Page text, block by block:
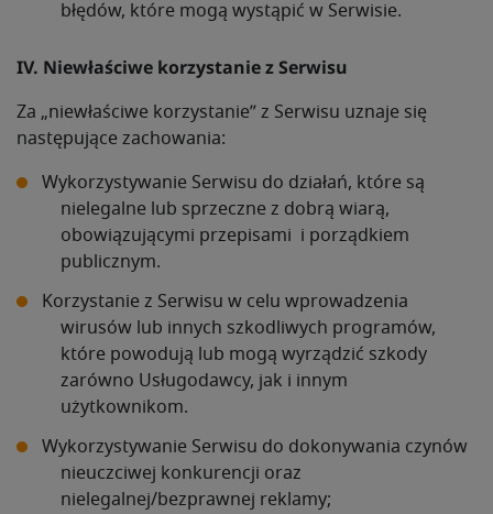
błędów, które mogą wystąpić w Serwisie.
IV. Niewłaściwe korzystanie z Serwisu
Za „niewłaściwe korzystanie” z Serwisu uznaje się
następujące zachowania:
Wykorzystywanie Serwisu do działań, które są
nielegalne lub sprzeczne z dobrą wiarą,
obowiązującymi przepisami i porządkiem
publicznym.
Korzystanie z Serwisu w celu wprowadzenia
wirusów lub innych szkodliwych programów,
które powodują lub mogą wyrządzić szkody
zarówno Usługodawcy, jak i innym
użytkownikom.
Wykorzystywanie Serwisu do dokonywania czynów
nieuczciwej konkurencji oraz
nielegalnej/bezprawnej reklamy;